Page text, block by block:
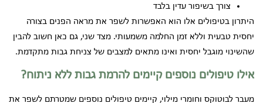
צורך בשיפור עדין בלבד
היתרון בטיפולים אלו הוא האפשרות לשפר את מראה הפנים בצורה
יחסית טבעית וללא זמן החלמה משמעותי. מצד שני, גם כאן חשוב להבין
שהשינוי מוגבל יחסית ואינו מתאים למצבים של צניחת גבות מתקדמת.
אילו טיפולים נוספים קיימים להרמת גבות ללא ניתוח?
מעבר לבוטוקס וחומרי מילוי, קיימים טיפולים נוספים שמטרתם לשפר את